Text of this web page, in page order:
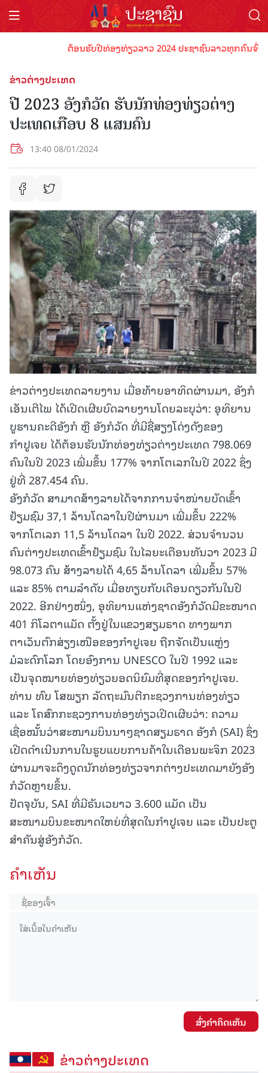
ຕ້ອນຮັບປີທ່ອງທ່ຽວລາວ 2024 ປະຊາຊົນລາວທຸກຄົນຈົ່ງ
ຂ່າວຕ່າງປະເທດ
ປີ 2023 ອັງກໍວັດ ຮັບນັກທ່ອງທ່ຽວຕ່າງ
ປະເທດເກືອບ 8 ແສນຄົນ
13:40 08/01/2024
ຂ່າວຕ່າງປະເທດລາຍງານ ເມື່ອທ້າຍອາທິດຜ່ານມາ, ອັງກໍ
ເອັນເຕີໄພ ໄດ້ເປີດເຜີຍບົດລາຍງານໂດຍລະບຸວ່າ: ອຸທິຍານ
ບູຮານຄະດີອັງກໍ ຫຼື ອັງກໍວັດ ທີ່ມີຊື່ສຽງໂດ່ງດັງຂອງ
ກຳປູເຈຍ ໄດ້ຕ້ອນຮັບນັກທ່ອງທ່ຽວຕ່າງປະເທດ 798.069
ຄົນໃນປີ 2023 ເພີ່ມຂຶ້ນ 177% ຈາກໂຕເລກໃນປີ 2022 ຊຶ່ງ
ຢູ່ທີ່ 287.454 ຄົນ.
ອັງກໍວັດ ສາມາດສ້າງລາຍໄດ້ຈາກການຈຳໜ່າຍບັດເຂົ້າ
ຢ້ຽມຊົມ 37,1 ລ້ານໂດລາໃນປີຜ່ານມາ ເພີ່ມຂຶ້ນ 222%
ຈາກໂຕເລກ 11,5 ລ້ານໂດລາ ໃນປີ 2022. ສ່ວນຈຳນວນ
ຄົນຕ່າງປະເທດເຂົ້າຢ້ຽມຊົມ ໃນໄລຍະເດືອນທັນວາ 2023 ມີ
98.073 ຄົນ ສ້າງລາຍໄດ້ 4,65 ລ້ານໂດລາ ເພີ່ມຂຶ້ນ 57%
ແລະ 85% ຕາມລຳດັບ ເມື່ອທຽບກັບເດືອນດຽວກັນໃນປີ
2022. ອີກຢ່າງໜຶ່ງ, ອຸທິຍານແຫ່ງຊາດອັງກໍວັດມີຂະໜາດ
401 ກິໂລຕາແມັດ ຕັ້ງຢູ່ໃນແຂວງສຽມຣາດ ທາງພາກ
ຕາເວັນຕົກສ່ຽງເໜືອຂອງກຳປູເຈຍ ຖືກຈັດເປັນແຫຼ່ງ
ມໍລະດົກໂລກ ໂດຍອົງການ UNESCO ໃນປີ 1992 ແລະ
ເປັນຈຸດໝາຍທ່ອງທ່ຽວຍອດນິຍົມທີ່ສຸດຂອງກຳປູເຈຍ.
ທ່ານ ທົບ ໂສພຽກ ລັດຖະມົນຕີກະຊວງການທ່ອງທ່ຽວ
ແລະ ໂຄສົກກະຊວງການທ່ອງທ່ຽວເປີດເຜີຍວ່າ: ຄວາມ
ເຊື່ອໝັ້ນວ່າສະໜາມບິນນາໆຊາດສຽມຣາດ ອັງກໍ (SAI) ຊຶ່ງ
ເປີດດຳເນີນການໃນຮູບແບບການຄ້າໃນເດືອນພະຈິກ 2023
ຜ່ານມາຈະດຶງດູດນັກທ່ອງທ່ຽວຈາກຕ່າງປະເທດມາຍັງອັງ
ກໍວັດຫຼາຍຂຶ້ນ.
ປັດຈຸບັນ, SAI ທີ່ມີຣັນເວຍາວ 3.600 ແມັດ ເປັນ
ສະໜາມບິນຂະໜາດໃຫຍ່ທີ່ສຸດໃນກຳປູເຈຍ ແລະ ເປັນປະຕູ
ສຳຄັນສູ່ອັງກໍວັດ.
ຄໍາເຫັນ
ສົ່ງຄໍາຄິດເຫັນ
ຂ່າວຕ່າງປະເທດ